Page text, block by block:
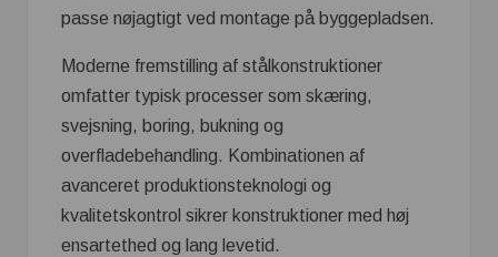
passe nøjagtigt ved montage på byggepladsen.
Moderne fremstilling af stålkonstruktioner
omfatter typisk processer som skæring,
svejsning, boring, bukning og
overfladebehandling. Kombinationen af
avanceret produktionsteknologi og
kvalitetskontrol sikrer konstruktioner med høj
ensartethed og lang levetid.